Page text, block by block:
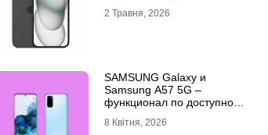
2 Травня, 2026
SAMSUNG Galaxy и
Samsung A57 5G –
функционал по доступной
8 Квітня, 2026